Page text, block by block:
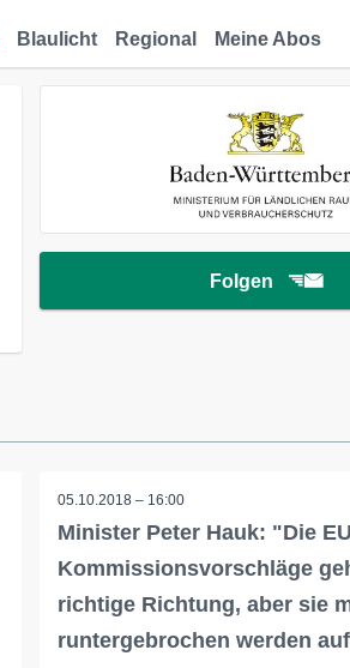
Blaulicht Regional Meine Abos
Folgen
05.10.2018 – 16:00
Minister Peter Hauk: "Die
Kommissionsvorschläge
richtige Richtung, aber sie
runtergebrochen werden